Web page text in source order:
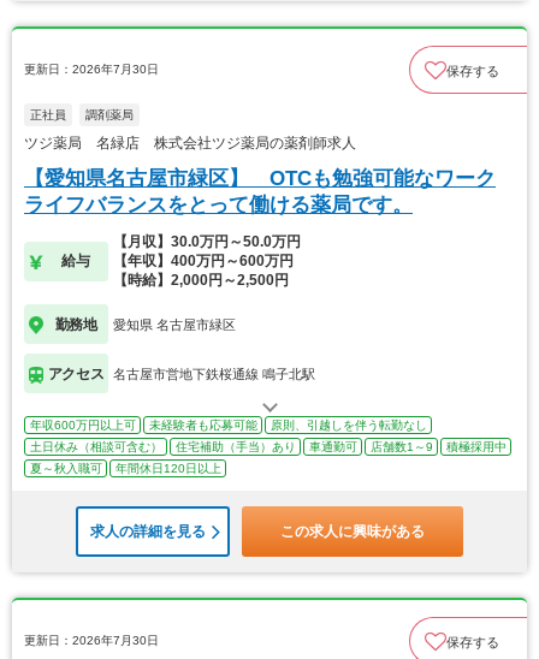
更新日：2026年7月30日 保存する
正社員 調剤薬局
ツジ薬局 名緑店 株式会社ツジ薬局の薬剤師求人
【愛知県名古屋市緑区】 OTCも勉強可能なワーク
ライフバランスをとって働ける薬局です。
給与
【月収】30.0万円～50.0万円
【年収】400万円～600万円
【時給】2,000円～2,500円
勤務地 愛知県 名古屋市緑区
アクセス 名古屋市営地下鉄桜通線 鳴子北駅
年収600万円以上可 未経験者も応募可能
原則、引越しを伴う転勤なし
土日休み（相談可含む）
住宅補助（手当）あり 車通勤可 店舗数1～9
積極採用中
夏～秋入職可
年間休日120日以上
求人の詳細を見る この求人に興味がある
更新日：2026年7月30日 保存する